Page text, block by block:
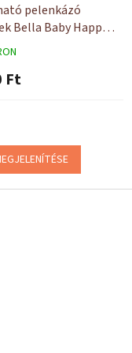
pelenkázó
Bella Baby Happy
db
Ft